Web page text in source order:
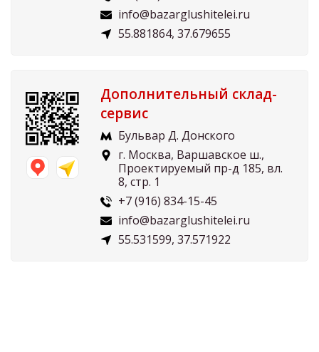
info@bazarglushitelei.ru
55.881864, 37.679655
Дополнительный склад-
сервис
Бульвар Д. Донского
г. Москва, Варшавское ш.,
Проектируемый пр-д 185, вл.
8, стр. 1
+7 (916) 834-15-45
info@bazarglushitelei.ru
55.531599, 37.571922